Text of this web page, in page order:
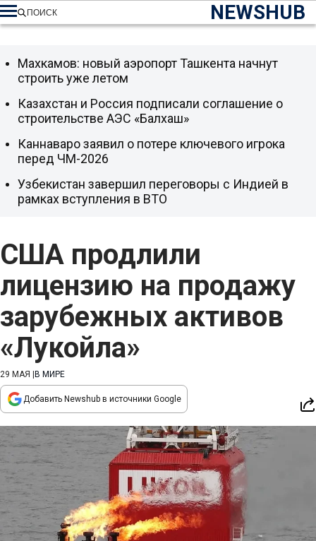
NEWSHUB
ПОИСК
США продлили
лицензию на продажу
зарубежных активов
«Лукойла»
29 МАЯ В МИРЕ
Добавить Newshub в источники Google
Махкамов: новый аэропорт Ташкента начнут
строить уже летом
Казахстан и Россия подписали соглашение о
строительстве АЭС «Балхаш»
Каннаваро заявил о потере ключевого игрока
перед ЧМ-2026
Узбекистан завершил переговоры с Индией в
рамках вступления в ВТО